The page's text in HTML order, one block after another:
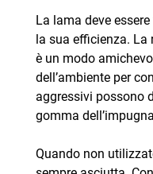
La lama deve
la sua efficienza. La
è un modo
dell’ambiente per
aggressivi possono
gomma
Quando non